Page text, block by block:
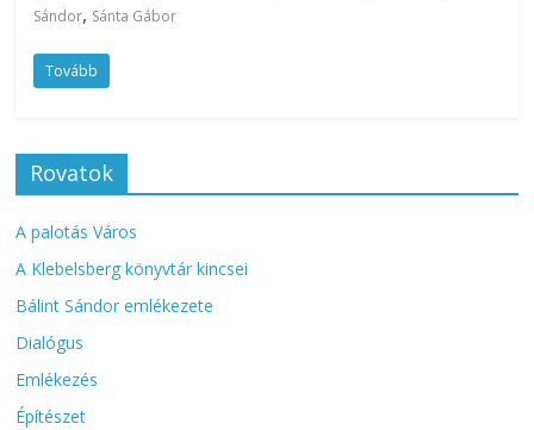
Sándor, Sánta Gábor
Tovább
Rovatok
A palotás Város
A Klebelsberg könyvtár kincsei
Bálint Sándor emlékezete
Dialógus
Emlékezés
Építészet